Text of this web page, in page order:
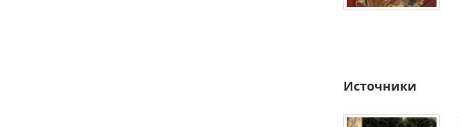
Источники